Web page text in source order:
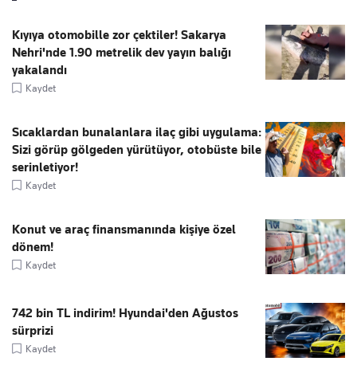
Kıyıya otomobille zor çektiler! Sakarya
Nehri'nde 1.90 metrelik dev yayın balığı
yakalandı
Kaydet
Sıcaklardan bunalanlara ilaç gibi uygulama:
Sizi görüp gölgeden yürütüyor, otobüste bile
serinletiyor!
Kaydet
Konut ve araç finansmanında kişiye özel
dönem!
Kaydet
742 bin TL indirim! Hyundai'den Ağustos
sürprizi
Kaydet